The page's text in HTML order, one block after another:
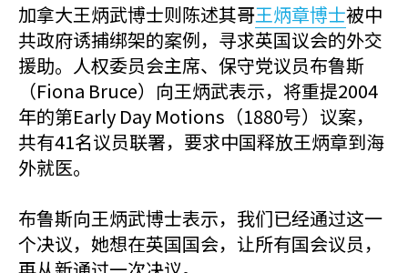
加拿大王炳武博士则陈述其哥王炳章博士被中
共政府诱捕绑架的案例，寻求英国议会的外交
援助。人权委员会主席、保守党议员布鲁斯
（Fiona Bruce）向王炳武表示，将重提2004
年的第Early Day Motions（1880号）议案，
共有41名议员联署，要求中国释放王炳章到海
外就医。
布鲁斯向王炳武博士表示，我们已经通过这一
个决议，她想在英国国会，让所有国会议员，